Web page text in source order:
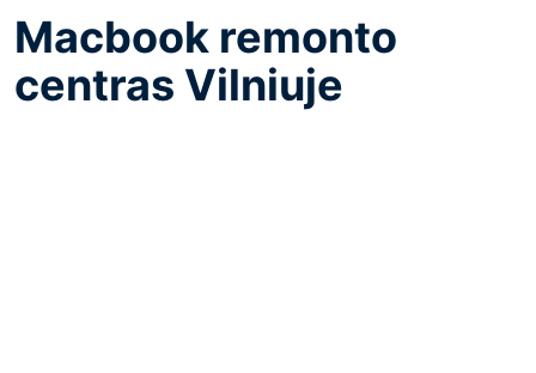
Macbook remonto
centras Vilniuje